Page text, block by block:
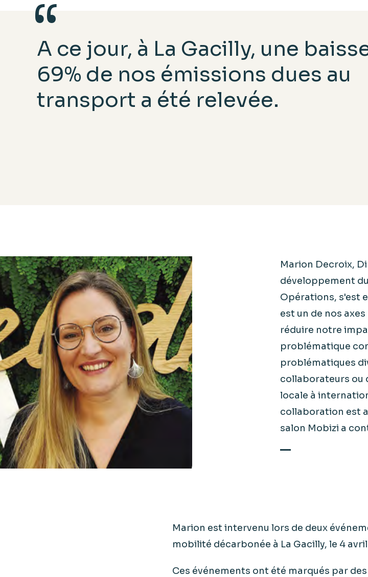
A ce jour, à La Gacilly, une
69% de nos émissions dues au
transport a été relevée.
Marion Decroix,
développement
Opérations, s'est
est un de nos
réduire notre
problématique
problématiques
collaborateurs ou
locale à
collaboration est
salon Mobizi a
Marion est intervenu lors de deux
mobilité décarbonée à La Gacilly, le 4
Ces événements ont été marqués par